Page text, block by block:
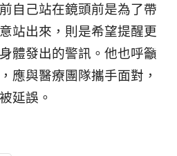
自己站在鏡頭前是為了帶
站出來，則是希望提醒更
體發出的警訊。他也呼籲
應與醫療團隊攜手面對，
延誤。